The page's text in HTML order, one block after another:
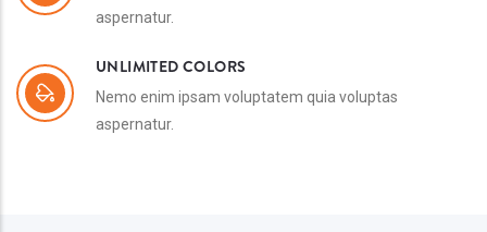
aspernatur.
UNLIMITED COLORS
Nemo enim ipsam voluptatem quia voluptas
aspernatur.